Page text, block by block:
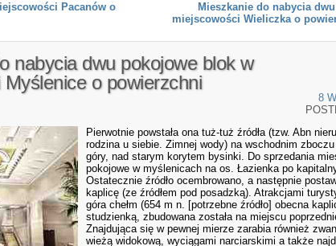
Pacanów o
Mieszkanie do nabycia
miejscowości Wieliczka o
nabycia dwu pokojowe blok w
o powierzchni
8
Pierwotnie powstała ona tuż-tuż źródła (tzw. Abn
rodzina u siebie. Zimnej wody) na wschodnim
góry, nad starym korytem bysinki. Do sprzedania
pokojowe w myślenicach na os. Łazienka po
Ostatecznie źródło ocembrowano, a następnie
kaplicę (ze źródłem pod posadzką). Atrakcjami
góra chełm (654 m n. [potrzebne źródło] obecna
studzienką, zbudowana została na miejscu
Znajdująca się w pewnej mierze zarabia również
wieżą widokową, wyciągami narciarskimi a także